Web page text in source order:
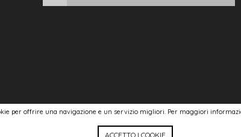
per offrire una navigazione e un servizio migliori. Per maggiori
ACCETTO I COOKIE